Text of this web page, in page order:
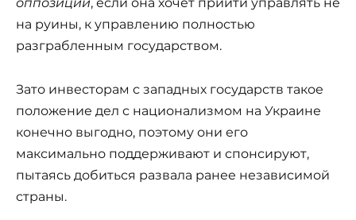
оппозиции, если она хочет прийти управлять не
на руины, к управлению полностью
разграбленным государством.
Зато инвесторам с западных государств такое
положение дел с национализмом на Украине
конечно выгодно, поэтому они его
максимально поддерживают и спонсируют,
пытаясь добиться развала ранее независимой
страны.